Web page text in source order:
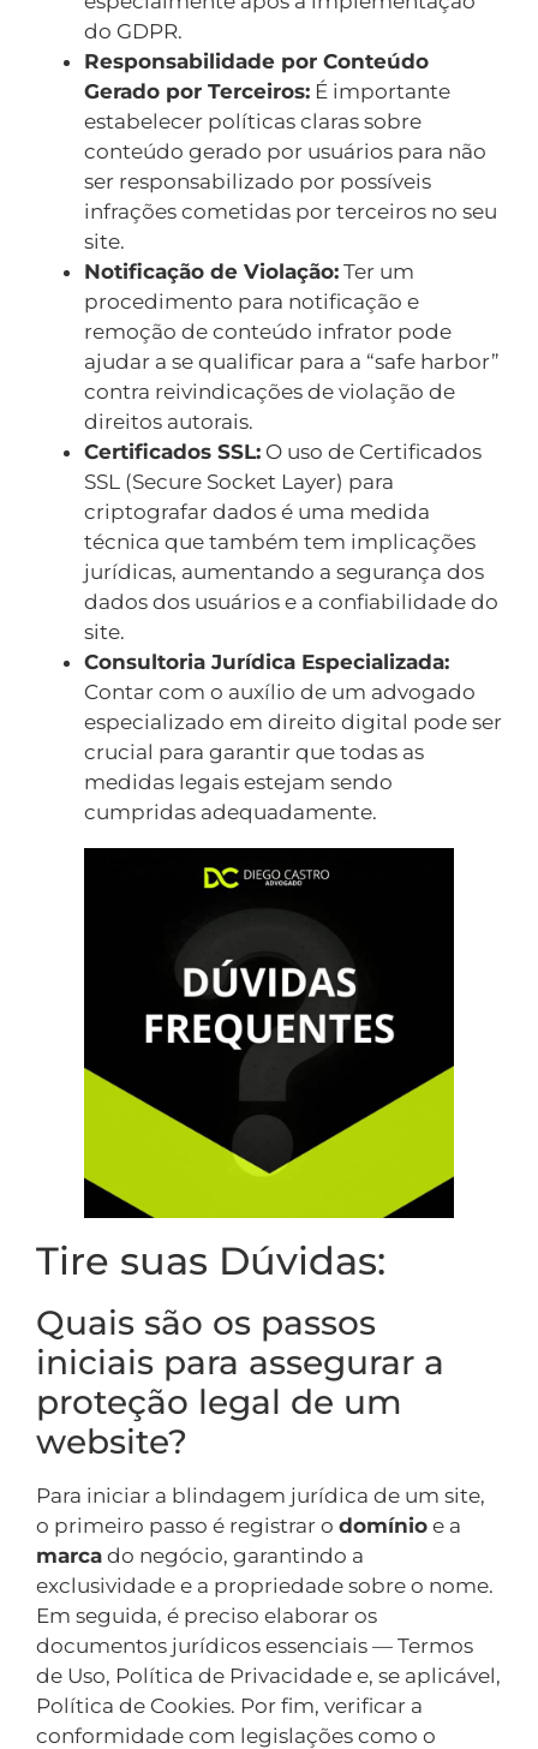
do GDPR.
Responsabilidade por Conteúdo
Gerado por Terceiros: É importante
estabelecer políticas claras sobre
conteúdo gerado por usuários para não
ser responsabilizado por possíveis
infrações cometidas por terceiros no seu
site.
Notificação de Violação: Ter um
procedimento para notificação e
remoção de conteúdo infrator pode
ajudar a se qualificar para a “safe harbor”
contra reivindicações de violação de
direitos autorais.
Certificados SSL: O uso de Certificados
SSL (Secure Socket Layer) para
criptografar dados é uma medida
técnica que também tem implicações
jurídicas, aumentando a segurança dos
dados dos usuários e a confiabilidade do
site.
Consultoria Jurídica Especializada:
Contar com o auxílio de um advogado
especializado em direito digital pode ser
crucial para garantir que todas as
medidas legais estejam sendo
cumpridas adequadamente.
Tire suas Dúvidas:
Quais são os passos
iniciais para assegurar a
proteção legal de um
website?
Para iniciar a blindagem jurídica de um site,
o primeiro passo é registrar o domínio e a
marca do negócio, garantindo a
exclusividade e a propriedade sobre o nome.
Em seguida, é preciso elaborar os
documentos jurídicos essenciais — Termos
de Uso, Política de Privacidade e, se aplicável,
Política de Cookies. Por fim, verificar a
conformidade com legislações como o